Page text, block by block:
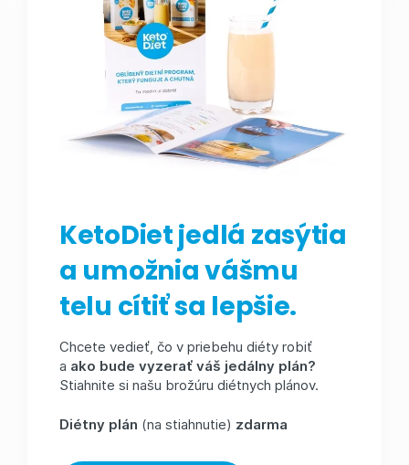
KetoDiet jedlá zasýtia
a umožnia vášmu
telu cítiť sa lepšie.
Chcete vedieť, čo v priebehu diéty robiť
a ako bude vyzerať váš jedálny plán?
Stiahnite si našu brožúru diétnych plánov.
Diétny plán (na stiahnutie) zdarma